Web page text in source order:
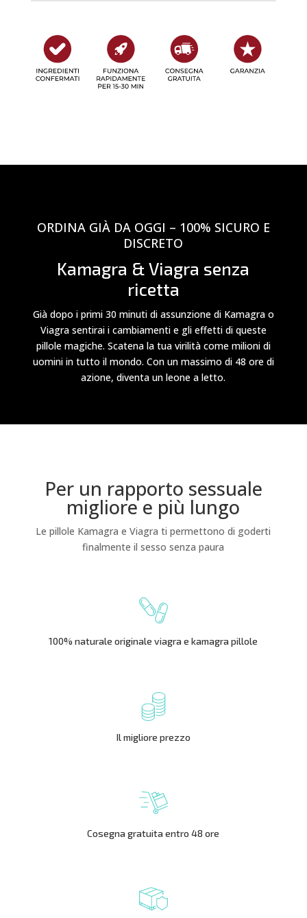
ORDINA GIÀ DA OGGI – 100% SICURO E
DISCRETO
Kamagra & Viagra senza
ricetta
Già dopo i primi 30 minuti di assunzione di Kamagra o
Viagra sentirai i cambiamenti e gli effetti di queste
pillole magiche. Scatena la tua virilità come milioni di
uomini in tutto il mondo. Con un massimo di 48 ore di
azione, diventa un leone a letto.
Per un rapporto sessuale
migliore e più lungo
Le pillole Kamagra e Viagra ti permettono di goderti
finalmente il sesso senza paura
100% naturale originale viagra e kamagra pillole
Il migliore prezzo
Cosegna gratuita entro 48 ore